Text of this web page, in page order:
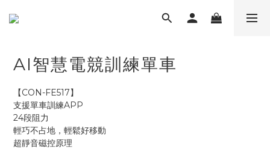
AI智慧電競訓練單車
【CON-FE517】
支援單車訓練APP
24段阻力
輕巧不占地，輕鬆好移動
超靜音磁控原理